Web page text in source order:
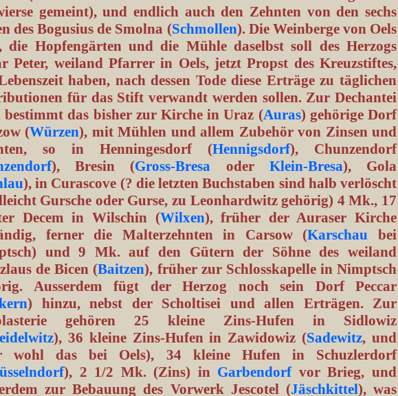
gemeint), und endlich auch den Zehnten von den sechs
des Bogusius de Smolna (Schmollen). Die Weinberge von Oels
die Hopfengärten und die Mühle daselbst soll des Herzogs
Peter, weiland Pfarrer in Oels, jetzt Propst des Kreuzstiftes,
haben, nach dessen Tode diese Erträge zu täglichen
für das Stift verwandt werden sollen. Zur Dechantei
das bisher zur Kirche in Uraz (Auras) gehörige Dorf
(Würzen), mit Mühlen und allem Zubehör von Zinsen und
so in Henningesdorf (Hennigsdorf), Chunzendorf
), Bresin (Gross-Bresa oder Klein-Bresa), Gola
), in Curascove (? die letzten Buchstaben sind halb verlöscht
Gursche oder Gurse, zu Leonhardwitz gehörig) 4 Mk., 17
Decem in Wilschin (Wilxen), früher der Auraser Kirche
ferner die Malterzehnten in Carsow (Karschau bei
und 9 Mk. auf den Gütern der Söhne des weiland
de Bicen (Baitzen), früher zur Schlosskapelle in Nimptsch
Ausserdem fügt der Herzog noch sein Dorf Peccar
) hinzu, nebst der Scholtisei und allen Erträgen. Zur
gehören 25 kleine Zins-Hufen in Sidlowiz
), 36 kleine Zins-Hufen in Zawidowiz (Sadewitz, und
wohl das bei Oels), 34 kleine Hufen in Schuzlerdorf
), 2 1/2 Mk. (Zins) in Garbendorfvor Brieg, und
zur Bebauung des Vorwerk Jescotel (Jäschkittel), was